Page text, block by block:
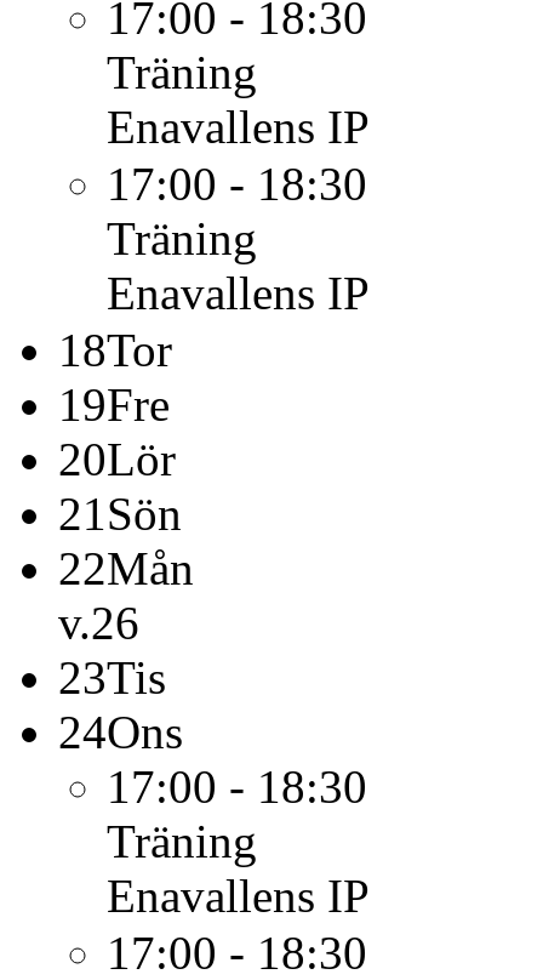
17:00 - 18:30
Träning
Enavallens IP
17:00 - 18:30
Träning
Enavallens IP
18Tor
19Fre
20Lör
21Sön
22Mån
v.26
23Tis
24Ons
17:00 - 18:30
Träning
Enavallens IP
17:00 - 18:30